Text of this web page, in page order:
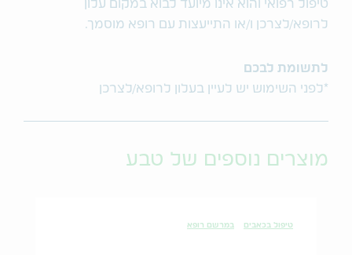
טיפול רפואי והוא אינו מיועד לבוא במקום עלון
לרופא/לצרכן ו/או התייעצות עם רופא מוסמך.
לתשומת לבכם
*לפני השימוש יש לעיין בעלון לרופא/לצרכן
מוצרים נוספים של טבע
טיפול בכאבים במרשם רופא